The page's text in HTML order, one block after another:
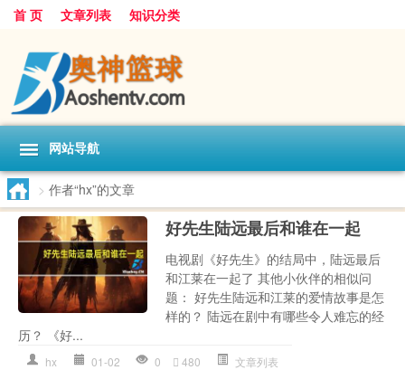
首 页 文章列表 知识分类
网站导航
> 作者“hx”的文章
好先生陆远最后和谁在一起
电视剧《好先生》的结局中，陆远最后
和江莱在一起了 其他小伙伴的相似问
题： 好先生陆远和江莱的爱情故事是怎
样的？ 陆远在剧中有哪些令人难忘的经
历？ 《好...
hx 01-02 0 480 文章列表